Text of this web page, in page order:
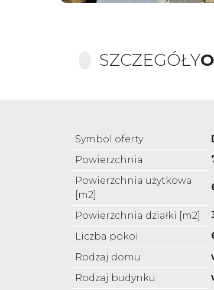
SZCZEGÓŁY
Symbol oferty
Powierzchnia
Powierzchnia użytkowa
[m2]
Powierzchnia działki [m2]
Liczba pokoi
Rodzaj domu
Rodzaj budynku